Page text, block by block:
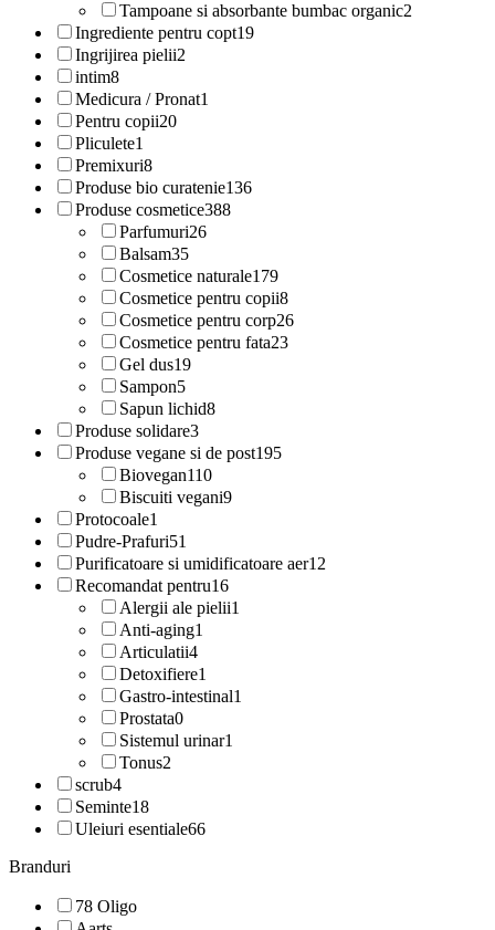
Tampoane si absorbante bumbac organic2
Ingrediente pentru copt19
Ingrijirea pielii2
intim8
Medicura / Pronat1
Pentru copii20
Pliculete1
Premixuri8
Produse bio curatenie136
Produse cosmetice388
Parfumuri26
Balsam35
Cosmetice naturale179
Cosmetice pentru copii8
Cosmetice pentru corp26
Cosmetice pentru fata23
Gel dus19
Sampon5
Sapun lichid8
Produse solidare3
Produse vegane si de post195
Biovegan110
Biscuiti vegani9
Protocoale1
Pudre-Prafuri51
Purificatoare si umidificatoare aer12
Recomandat pentru16
Alergii ale pielii1
Anti-aging1
Articulatii4
Detoxifiere1
Gastro-intestinal1
Prostata0
Sistemul urinar1
Tonus2
scrub4
Seminte18
Uleiuri esentiale66
Branduri
78 Oligo